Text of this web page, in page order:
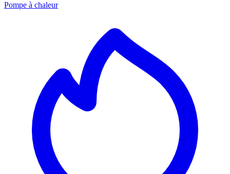
Pompe à chaleur